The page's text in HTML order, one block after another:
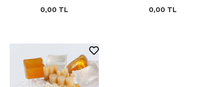
0,00 TL 0,00 TL